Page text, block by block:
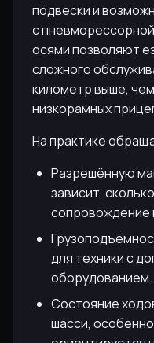
подвески и
с
осями позволяют
сложного
километр выше,
низкорамных
На практике
Разрешённую
зависит,
сопровождение
для техники с
оборудованием.
Состояние
шасси,